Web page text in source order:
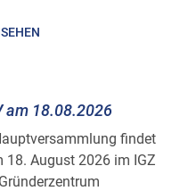
am 18.08.2026
findet
18. August 2026 im IGZ